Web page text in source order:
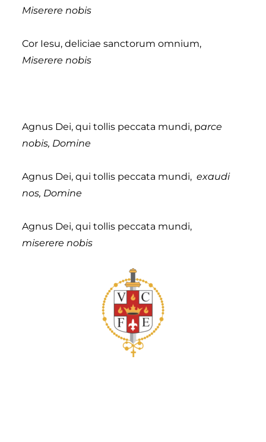
Miserere nobis
Cor Iesu, deliciae sanctorum omnium,
Miserere nobis
Agnus Dei, qui tollis peccata mundi, parce
nobis, Domine
Agnus Dei, qui tollis peccata mundi,exaudi
nos, Domine
Agnus Dei, qui tollis peccata mundi,
miserere nobis